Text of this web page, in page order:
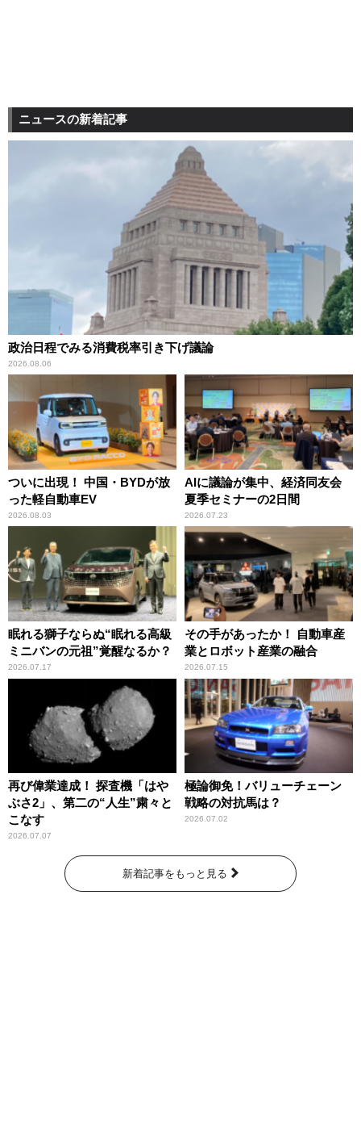
ニュースの新着記事
政治日程でみる消費税率引き下げ議論
2026.08.06
ついに出現！ 中国・BYDが放
った軽自動車EV
2026.08.03
AIに議論が集中、経済同友会
夏季セミナーの2日間
2026.07.23
眠れる獅子ならぬ“眠れる高級
ミニバンの元祖”覚醒なるか？
2026.07.17
その手があったか！ 自動車産
業とロボット産業の融合
2026.07.15
再び偉業達成！ 探査機「はや
ぶさ2」、第二の“人生”粛々と
こなす
2026.07.07
極論御免！バリューチェーン
戦略の対抗馬は？
2026.07.02
新着記事をもっと見る